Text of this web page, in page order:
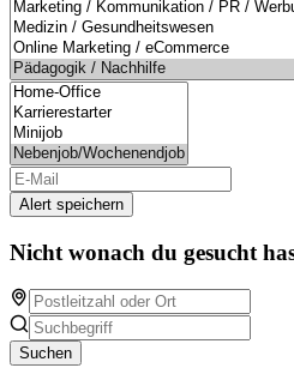
Alert speichern
Nicht wonach du gesucht
Suchen